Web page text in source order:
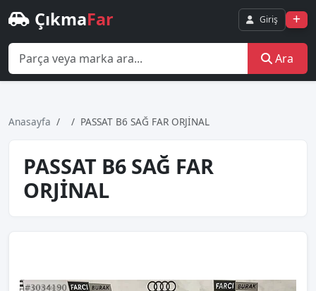
ÇıkmaFar Giriş
Ara
Anasayfa PASSAT B6 SAĞ FAR ORJİNAL
PASSAT B6 SAĞ FAR
ORJİNAL